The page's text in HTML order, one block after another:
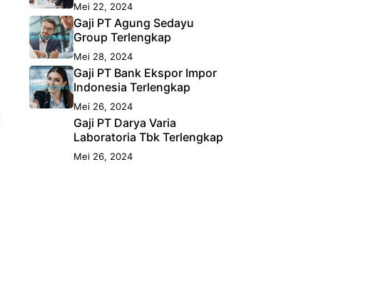
Mei 22, 2024
Gaji PT Agung Sedayu
Group Terlengkap
Mei 28, 2024
Gaji PT Bank Ekspor Impor
Indonesia Terlengkap
Mei 26, 2024
Gaji PT Darya Varia
Laboratoria Tbk Terlengkap
Mei 26, 2024